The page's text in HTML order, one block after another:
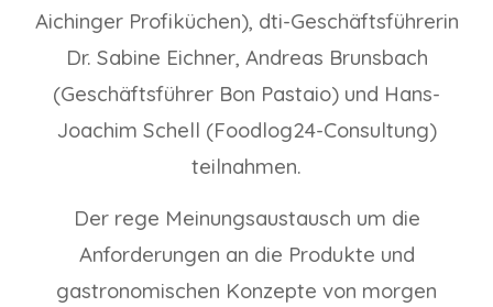
Aichinger Profiküchen), dti-Geschäftsführerin
Dr. Sabine Eichner, Andreas Brunsbach
(Geschäftsführer Bon Pastaio) und Hans-
Joachim Schell (Foodlog24-Consultung)
teilnahmen.
Der rege Meinungsaustausch um die
Anforderungen an die Produkte und
gastronomischen Konzepte von morgen